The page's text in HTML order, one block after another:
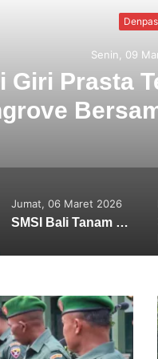
Bali
Ngurah Rai
Kamis, 25 Desember
2025